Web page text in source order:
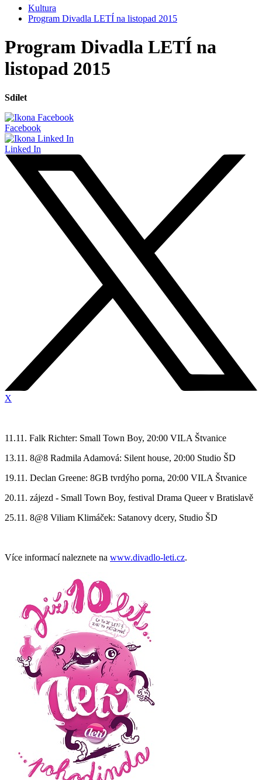
Kultura
Program Divadla LETÍ na listopad 2015
Program Divadla LETÍ na
listopad 2015
Sdílet
Facebook
Linked In
X
11.11. Falk Richter: Small Town Boy, 20:00 VILA Štvanice
13.11. 8@8 Radmila Adamová: Silent house, 20:00 Studio ŠD
19.11. Declan Greene: 8GB tvrdýho porna, 20:00 VILA Štvanice
20.11. zájezd - Small Town Boy, festival Drama Queer v Bratislavě
25.11. 8@8 Viliam Klimáček: Satanovy dcery, Studio ŠD
Více informací naleznete na www.divadlo-leti.cz.